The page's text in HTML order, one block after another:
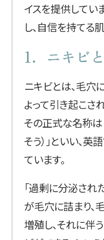
イスを提供してい
し、自信を持てる
1．ニキビ
ニキビとは、毛穴
よって引き起こさ
その正式な名称は
そう）」といい、
ています。
「過剰に分泌さ
が毛穴に詰まり、
増殖し、それに伴